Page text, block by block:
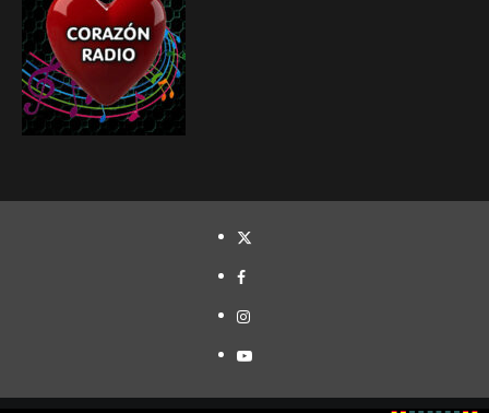
TWITTER
FACEBOOK
INSTAGRAM
YOUTUBE